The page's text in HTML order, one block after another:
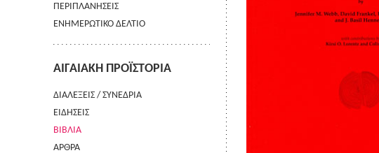
ΕΠΙΚΟΙΝΩΝΙΑ
ΠΕΡΙΠΛΑΝΗΣΕΙΣ
ΕΝΗΜΕΡΩΤΙΚΟ ΔΕΛΤΙΟ
ΑΙΓΑΙΑΚΗ ΠΡΟΪΣΤΟΡΙΑ
ΔΙΑΛΕΞΕΙΣ / ΣΥΝΕΔΡΙΑ
ΕΙΔΗΣΕΙΣ
ΒΙΒΛΙΑ
ΑΡΘΡΑ